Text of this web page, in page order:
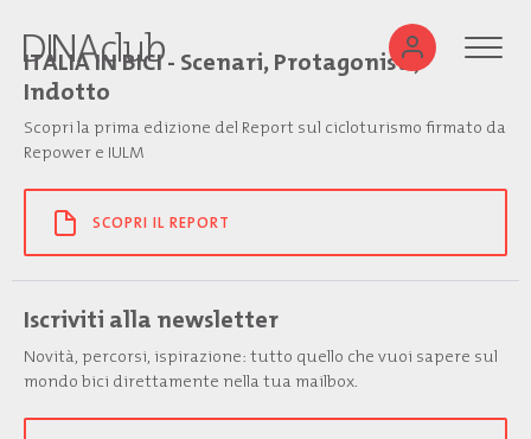
ITALIA IN BICI - Scenari, Protagonisti,
Indotto
Scopri la prima edizione del Report sul cicloturismo firmato da
Repower e IULM
SCOPRI IL REPORT
Iscriviti alla newsletter
Novità, percorsi, ispirazione: tutto quello che vuoi sapere sul
mondo bici direttamente nella tua mailbox.